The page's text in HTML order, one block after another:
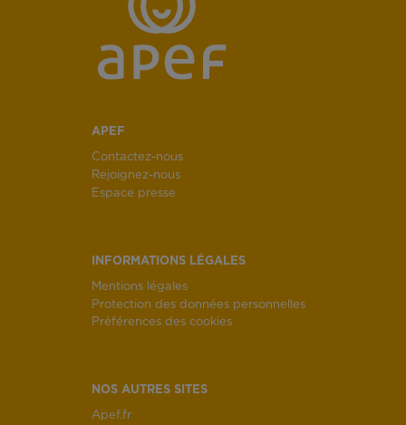
APEF
Contactez-nous
Rejoignez-nous
Espace presse
INFORMATIONS LÉGALES
Mentions légales
Protection des données personnelles
Préférences des cookies
NOS AUTRES SITES
Apef.fr